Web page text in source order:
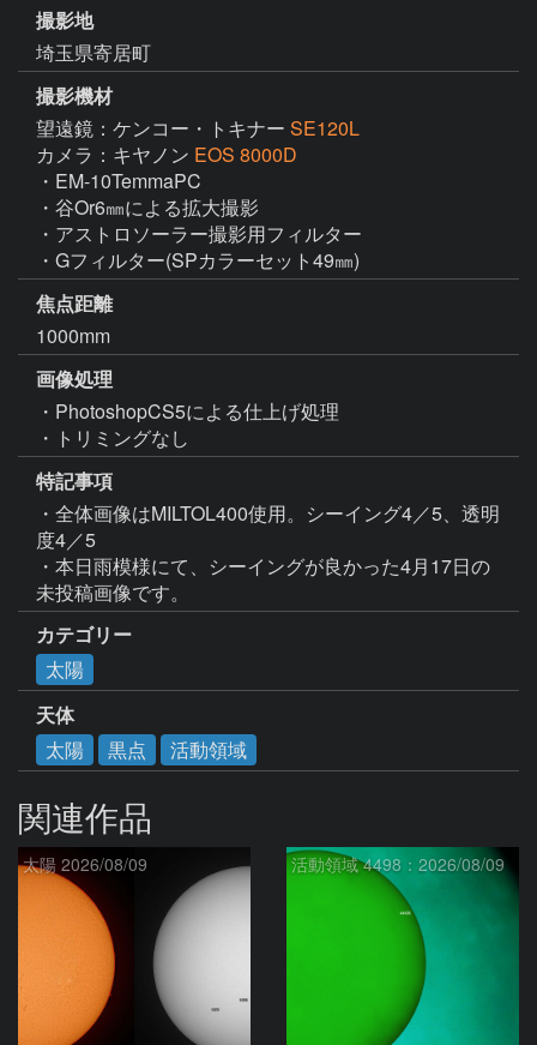
撮影地
埼玉県寄居町
撮影機材
望遠鏡：ケンコー・トキナー SE120L
カメラ：キヤノン EOS 8000D
・EM-10TemmaPC
・谷Or6㎜による拡大撮影
・アストロソーラー撮影用フィルター
・Gフィルター(SPカラーセット49㎜)
焦点距離
1000mm
画像処理
・PhotoshopCS5による仕上げ処理
・トリミングなし
特記事項
・全体画像はMILTOL400使用。シーイング4／5、透明
度4／5
・本日雨模様にて、シーイングが良かった4月17日の
未投稿画像です。
カテゴリー
太陽
天体
太陽
黒点 活動領域
関連作品
太陽 2026/08/09 活動領域 4498：2026/08/09